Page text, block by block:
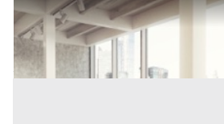
Ufficio all'asta a Novara
Novara (Novara)
Asta chiusa